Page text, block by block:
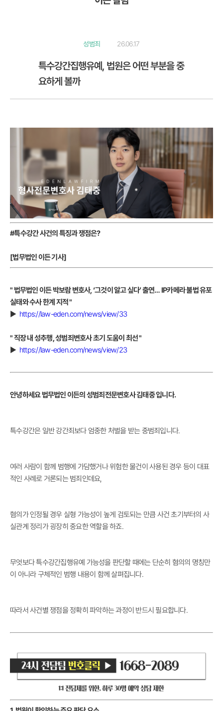
성범죄 26.06.17
특수강간집행유예, 법원은 어떤 부분을 중
요하게 볼까
#특수강간 사건의 특징과 쟁점은?
[법무법인 이든 기사]
" 법무법인 이든 박보람 변호사, ‘그것이 알고 싶다’ 출연… IP카메라 불법 유포
실태와 수사 한계 지적 "
▶ https://law-eden.com/news/view/33
" 직장 내 성추행, 성범죄변호사 초기 도움이 최선 "
▶ https://law-eden.com/news/view/23
안녕하세요 법무법인 이든의 성범죄전문변호사 김태중 입니다.
특수강간은 일반 강간죄보다 엄중한 처벌을 받는 중범죄입니다.
여러 사람이 함께 범행에 가담했거나 위험한 물건이 사용된 경우 등이 대표
적인 사례로 거론되는 범죄인데요,
혐의가 인정될 경우 실형 가능성이 높게 검토되는 만큼 사건 초기부터의 사
실관계 정리가 굉장히 중요한 역할을 하죠.
무엇보다 특수강간집행유예 가능성을 판단할 때에는 단순히 혐의의 명칭만
이 아니라 구체적인 범행 내용이 함께 살펴집니다.
따라서 사건별 쟁점을 정확히 파악하는 과정이 반드시 필요합니다.